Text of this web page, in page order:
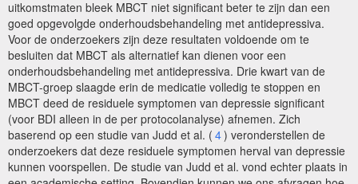
uitkomstmaten bleek MBCT niet significant beter te zijn dan een
goed opgevolgde onderhoudsbehandeling met antidepressiva.
Voor de onderzoekers zijn deze resultaten voldoende om te
besluiten dat MBCT als alternatief kan dienen voor een
onderhoudsbehandeling met antidepressiva. Drie kwart van de
MBCT-groep slaagde erin de medicatie volledig te stoppen en
MBCT deed de residuele symptomen van depressie significant
(voor BDI alleen in de per protocolanalyse) afnemen. Zich
baserend op een studie van Judd et al. ( 4) veronderstellen de
onderzoekers dat deze residuele symptomen herval van depressie
kunnen voorspellen. De studie van Judd et al. vond echter plaats in